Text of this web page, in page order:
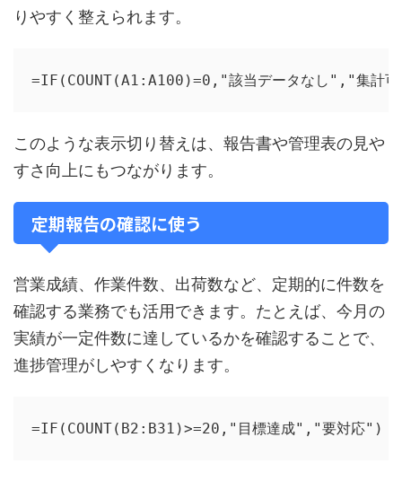
りやすく整えられます。
=IF(COUNT(A1:A100)=0,"該当データなし","集計
このような表示切り替えは、報告書や管理表の見や
すさ向上にもつながります。
定期報告の確認に使う
営業成績、作業件数、出荷数など、定期的に件数を
確認する業務でも活用できます。たとえば、今月の
実績が一定件数に達しているかを確認することで、
進捗管理がしやすくなります。
=IF(COUNT(B2:B31)>=20,"目標達成","要対応")